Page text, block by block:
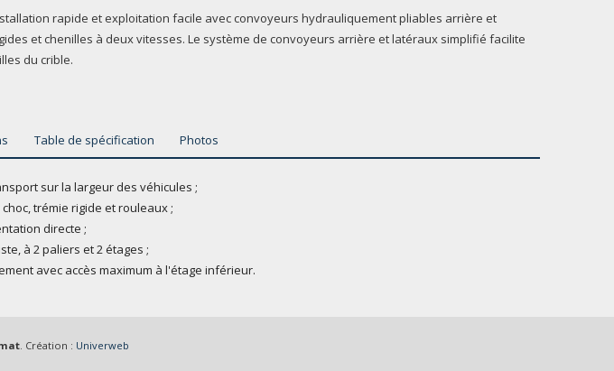
rapide et exploitation facile avec convoyeurs hydrauliquement pliables arrière et
et chenilles à deux vitesses. Le système de convoyeurs arrière et latéraux simplifié facilite
du crible.
Table de spécification Photos
sur la largeur des véhicules ;
trémie rigide et rouleaux ;
directe ;
à 2 paliers et 2 étages ;
avec accès maximum à l'étage inférieur.
. Création : Univerweb